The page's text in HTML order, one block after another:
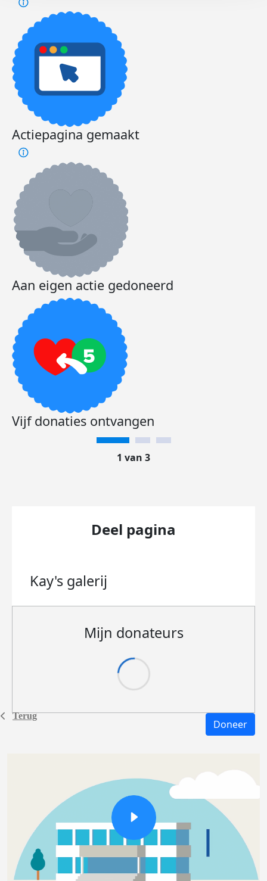
Terug
Actiepagina gemaakt
Aan eigen actie gedoneerd
Vijf donaties ontvangen
1 van 3
Deel pagina
Kay's galerij
Mijn donateurs
Doneer